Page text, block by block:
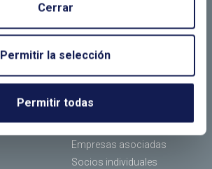
Cerrar
Permitir la selección
Permitir todas
FORMULARIO
ASOCIADOS
Empresas asociadas
Socios individuales